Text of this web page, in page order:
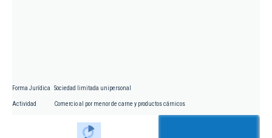
Forma Jurídica Sociedad limitada unipersonal
Actividad Comercio al por menor de carne y productos cárnicos